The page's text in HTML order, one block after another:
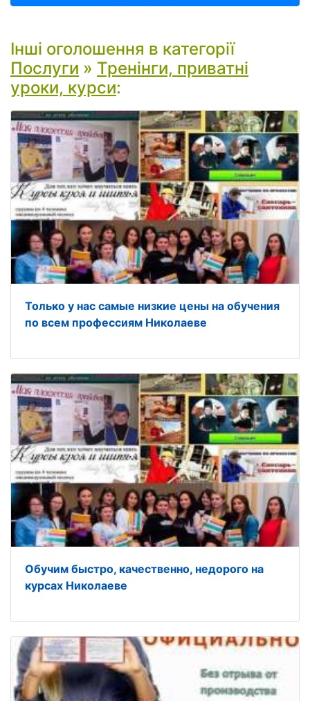
Інші оголошення в категорії
Послуги » Тренінги, приватні
уроки, курси:
Только у нас самые низкие цены на обучения
по всем профессиям Николаеве
Обучим быстро, качественно, недорого на
курсах Николаеве